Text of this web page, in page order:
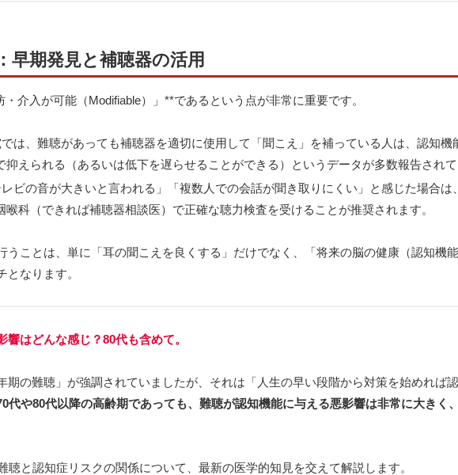
早期発見と補聴器の活用
介入が可能（Modifiable）」**であるという点が非常に重要です。
は、難聴があっても補聴器を適切に使用して「聞こえ」を補っている人は、認知機
抑えられる（あるいは低下を遅らせることができる）というデータが多数報告され
レビの音が大きいと言われる」「複数人での会話が聞き取りにくい」と感じた場合は
科（できれば補聴器相談医）で正確な聴力検査を受けることが推奨されます。
うことは、単に「耳の聞こえを良くする」だけでなく、「将来の脳の健康（認知機
なります。
はどんな感じ？80代も含めて。
期の難聴」が強調されていましたが、それは「人生の早い段階から対策を始めれば
代や80代以降の高齢期であっても、難聴が認知機能に与える悪影響は非常に大きく
と認知症リスクの関係について、最新の医学的知見を交えて解説します。